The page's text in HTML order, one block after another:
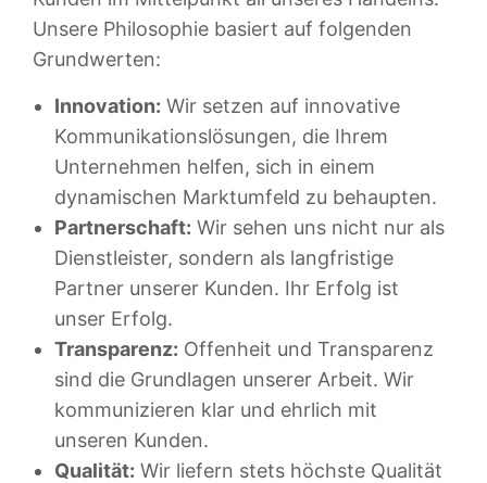
Unsere Philosophie basiert auf folgenden
Grundwerten:
Innovation: Wir setzen auf innovative
Kommunikationslösungen, die Ihrem
Unternehmen helfen, sich in einem
dynamischen Marktumfeld zu behaupten.
Partnerschaft: Wir sehen uns nicht nur als
Dienstleister, sondern als langfristige
Partner unserer Kunden. Ihr Erfolg ist
unser Erfolg.
Transparenz: Offenheit und Transparenz
sind die Grundlagen unserer Arbeit. Wir
kommunizieren klar und ehrlich mit
unseren Kunden.
Qualität: Wir liefern stets höchste Qualität